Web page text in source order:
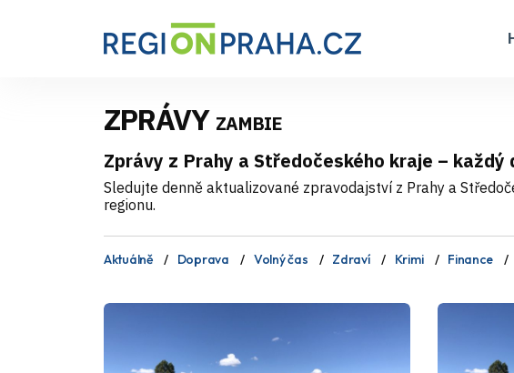
ZPRÁVY ZAMBIE
Zprávy z Prahy a Středočeského kraje – každý
Sledujte denně aktualizované zpravodajství z Prahy a
regionu.
Aktuálně Doprava Volný čas Zdraví Krimi Finance